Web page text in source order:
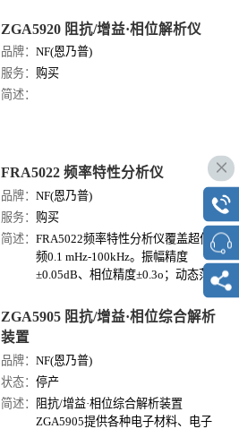
据，推进测量作业的效率提升。
FRA51615采纳本公司FRA在用客户
的意见，在各个细节之处追求使用便
利性，是NF FRA的创新之作。
ZGA5920 阻抗/增益·相位解析仪
品牌：NF(恩乃普)
服务： 购买
简述：
FRA5022 频率特性分析仪
品牌：NF(恩乃普)
服务： 购买
简述：FRA5022频率特性分析仪覆盖超低
频0.1 mHz-100kHz。振幅精度
±0.05dB、相位精度±0.3o；动态范围
140dB。 可以显示伯德图、 尼奎斯
特图、 尼科尔斯图、 科尔-科尔图。
ZGA5905 阻抗/增益·相位综合解析
装置
品牌：NF(恩乃普)
状态：停产
简述：
阻抗/增益·相位综合解析装置
ZGA5905提供各种电子材料、电子